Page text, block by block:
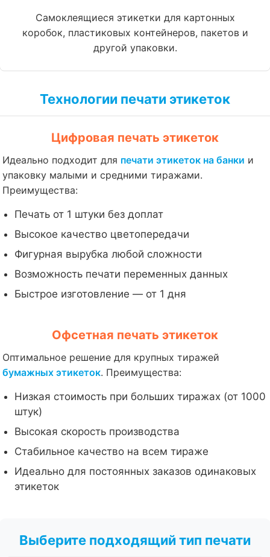
Самоклеящиеся этикетки для картонных
коробок, пластиковых контейнеров, пакетов и
другой упаковки.
Технологии печати этикеток
Цифровая печать этикеток
Идеально подходит для печати этикеток на банки и
упаковку малыми и средними тиражами.
Преимущества:
Печать от 1 штуки без доплат
Высокое качество цветопередачи
Фигурная вырубка любой сложности
Возможность печати переменных данных
Быстрое изготовление — от 1 дня
Офсетная печать этикеток
Оптимальное решение для крупных тиражей
бумажных этикеток. Преимущества:
Низкая стоимость при больших тиражах (от 1000
штук)
Высокая скорость производства
Стабильное качество на всем тираже
Идеально для постоянных заказов одинаковых
этикеток
Выберите подходящий тип печати